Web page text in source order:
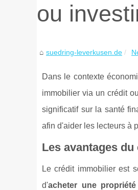
ou
suedring-leverkusen.de
Dans le contexte
immobilier via un crédit
significatif sur la santé
afin d'aider les lecteurs à
Les avantages
Le crédit immobilier est
d'acheter une